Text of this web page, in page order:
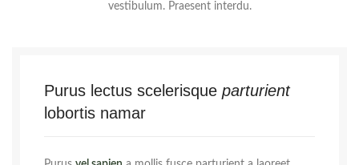
vestibulum. Praesent interdu.
Purus lectus scelerisque parturient
lobortis namar